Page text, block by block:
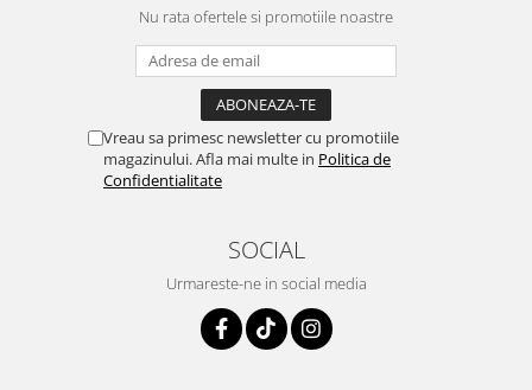
Nu rata ofertele si promotiile noastre
Vreau sa primesc newsletter cu promotiile
magazinului. Afla mai multe in Politica de
Confidentialitate
SOCIAL
Urmareste-ne in social media